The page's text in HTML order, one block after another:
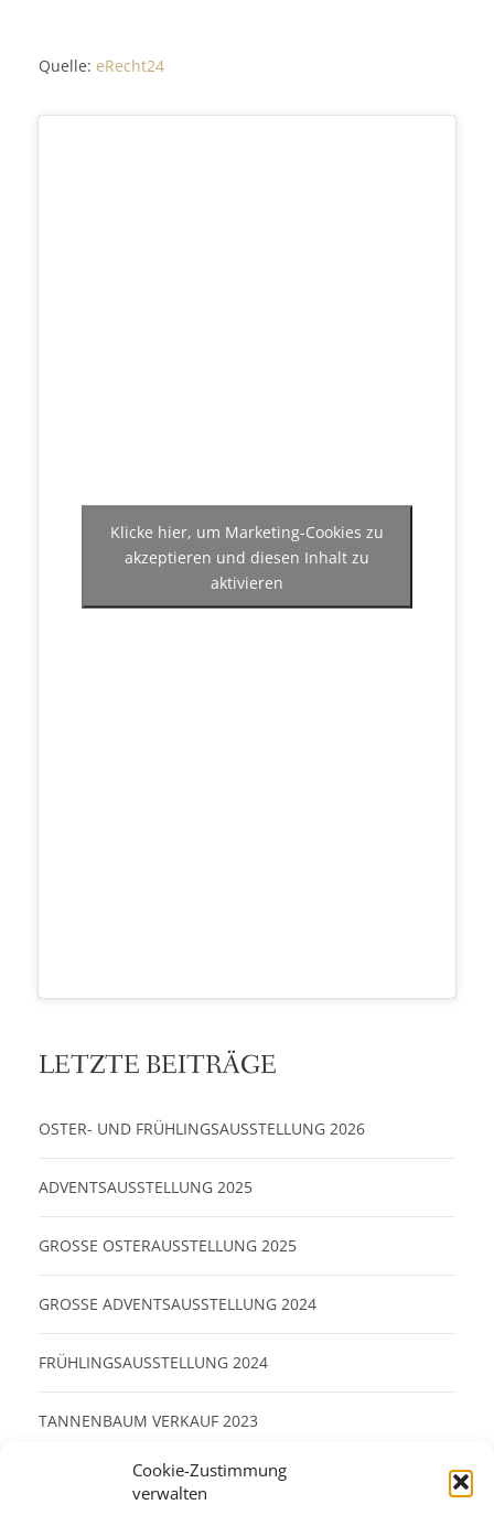
Cookie-Zustimmung
verwalten
Quelle: eRecht24
Klicke hier, um Marketing-Cookies zu
akzeptieren und diesen Inhalt zu
aktivieren
LETZTE BEITRÄGE
OSTER- UND FRÜHLINGSAUSSTELLUNG 2026
ADVENTSAUSSTELLUNG 2025
GROSSE OSTERAUSSTELLUNG 2025
GROSSE ADVENTSAUSSTELLUNG 2024
FRÜHLINGSAUSSTELLUNG 2024
TANNENBAUM VERKAUF 2023
WOTENITZER WEIHNACHTSZAUBER 2023